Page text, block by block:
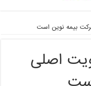
بیمه نوین است
اصلی